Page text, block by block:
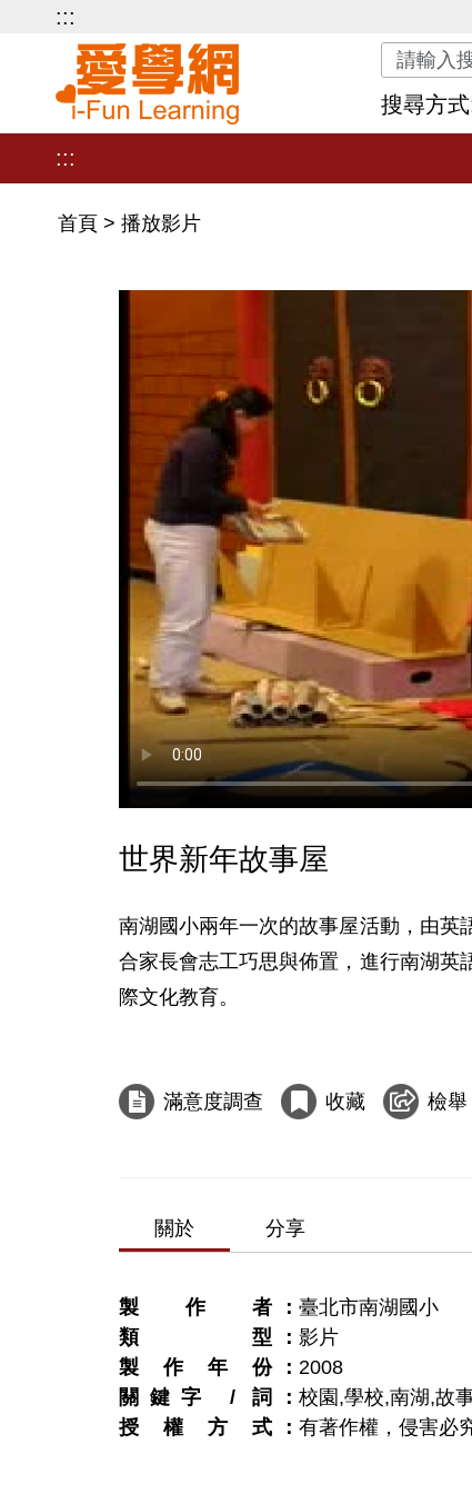
:::
關鍵字
搜尋方
:::
首頁 > 播放影片
世界新年故事屋
南湖國小兩年一次的故事屋活動，由英
合家長會志工巧思與佈置，進行南湖英
際文化教育。
滿意度調查 收藏 檢舉
關於 分享
製作者
臺北市南湖國小
類型
影片
製作年份
2008
關鍵字 / 詞
校園,學校,南湖,故
授權方式
有著作權，侵害必